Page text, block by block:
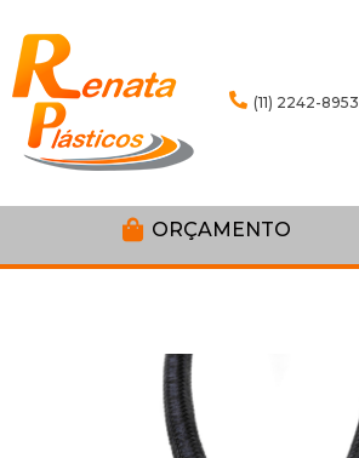
(11) 2242-8953
ORÇAMENTO